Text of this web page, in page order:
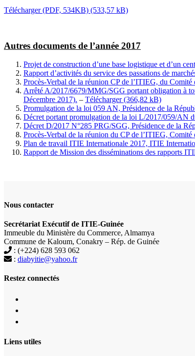
Télécharger (PDF, 534KB)
Autres documents de l’année 2017
Projet de construction d’une base logistique et d’un
Rapport d’activités du service des passations de
Procès-Verbal de la réunion CP de l’ITIEG, du
Arrêté A/2017/6679/MMG/SGG portant obligation à
Décembre 2017). – Télécharger
Promulgation de la loi 059 AN, Présidence de la
Décret portant promulgation de la loi L/2017/059/AN
Décret D/2017 N°285 PRG/SGG, Présidence de la
Procès-Verbal de la réunion du CP de l’ITIEG,
Plan de travail ITIE Internationale 2017, ITIE
Rapport de Mission des disséminations des rapports
Nous contacter
Secrétariat Exécutif de ITIE-Guinée
Immeuble du Ministère du Commerce, Almamya
Commune de Kaloum, Conakry – Rép. de Guinée
: (+224) 628 593 062
: diabyitie@yahoo.fr
Restez connectés
Liens utiles